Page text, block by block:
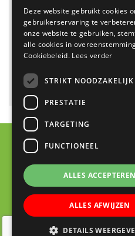
RK
Aert de
Deze website gebruikt cookies
gebruikerservaring te
onze website te gebruiken,
alle cookies in
Cookiebeleid. Lees verder
STRIKT NOODZAKELIJK
PRESTATIE
TARGETING
FUNCTIONEEL
ALLES ACCEPTEREN
ALLES AFWIJZEN
DETAILS